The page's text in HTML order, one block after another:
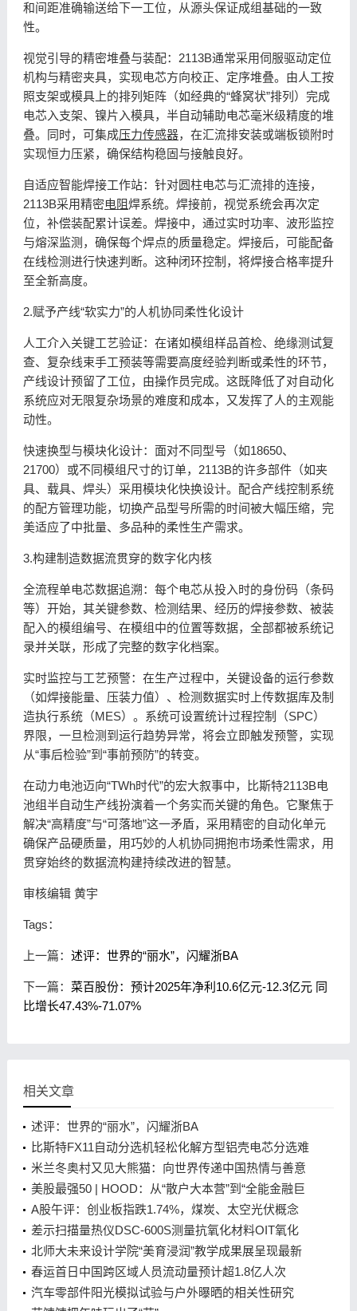
和间距准确输送给下一工位，从源头保证成组基础的一致
性。
视觉引导的精密堆叠与装配：2113B通常采用伺服驱动定位
机构与精密夹具，实现电芯方向校正、定序堆叠。由人工按
照支架或模具上的排列矩阵（如经典的“蜂窝状”排列）完成
电芯入支架、镍片入模具，半自动辅助电芯毫米级精度的堆
叠。同时，可集成压力传感器，在汇流排安装或端板锁附时
实现恒力压紧，确保结构稳固与接触良好。
自适应智能焊接工作站：针对圆柱电芯与汇流排的连接，
2113B采用精密电阻焊系统。焊接前，视觉系统会再次定
位，补偿装配累计误差。焊接中，通过实时功率、波形监控
与熔深监测，确保每个焊点的质量稳定。焊接后，可能配备
在线检测进行快速判断。这种闭环控制，将焊接合格率提升
至全新高度。
2.赋予产线“软实力”的人机协同柔性化设计
人工介入关键工艺验证：在诸如模组样品首检、绝缘测试复
查、复杂线束手工预装等需要高度经验判断或柔性的环节，
产线设计预留了工位，由操作员完成。这既降低了对自动化
系统应对无限复杂场景的难度和成本，又发挥了人的主观能
动性。
快速换型与模块化设计：面对不同型号（如18650、
21700）或不同模组尺寸的订单，2113B的许多部件（如夹
具、载具、焊头）采用模块化快换设计。配合产线控制系统
的配方管理功能，切换产品型号所需的时间被大幅压缩，完
美适应了中批量、多品种的柔性生产需求。
3.构建制造数据流贯穿的数字化内核
全流程单电芯数据追溯：每个电芯从投入时的身份码（条码
等）开始，其关键参数、检测结果、经历的焊接参数、被装
配入的模组编号、在模组中的位置等数据，全部都被系统记
录并关联，形成了完整的数字化档案。
实时监控与工艺预警：在生产过程中，关键设备的运行参数
（如焊接能量、压装力值）、检测数据实时上传数据库及制
造执行系统（MES）。系统可设置统计过程控制（SPC）
界限，一旦检测到运行趋势异常，将会立即触发预警，实现
从“事后检验”到“事前预防”的转变。
在动力电池迈向“TWh时代”的宏大叙事中，比斯特2113B电
池组半自动生产线扮演着一个务实而关键的角色。它聚焦于
解决“高精度”与“可落地”这一矛盾，采用精密的自动化单元
确保产品硬质量，用巧妙的人机协同拥抱市场柔性需求，用
贯穿始终的数据流构建持续改进的智慧。
审核编辑 黄宇
Tags：
上一篇： 述评：世界的“丽水”，闪耀浙BA
下一篇： 菜百股份：预计2025年净利10.6亿元-12.3亿元 同
比增长47.43%-71.07%
相关文章
述评：世界的“丽水”，闪耀浙BA
比斯特FX11自动分选机轻松化解方型铝壳电芯分选难
题
米兰冬奥村又见大熊猫：向世界传递中国热情与善意
美股最强50 | HOOD：从“散户大本营”到“全能金融巨
头”的进化，估值回调后上车良机
A股午评：创业板指跌1.74%，煤炭、太空光伏概念
集体爆发
差示扫描量热仪DSC-600S测量抗氧化材料OIT氧化
诱导期
北师大未来设计学院“美育浸润”教学成果展呈现最新
美育实践
春运首日中国跨区域人员流动量预计超1.8亿人次
汽车零部件阳光模拟试验与户外曝晒的相关性研究